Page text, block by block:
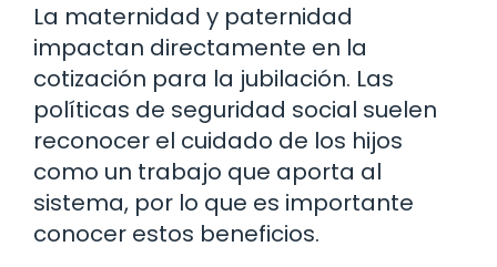
La maternidad y paternidad
impactan directamente en la
cotización para la jubilación. Las
políticas de seguridad social suelen
reconocer el cuidado de los hijos
como un trabajo que aporta al
sistema, por lo que es importante
conocer estos beneficios.